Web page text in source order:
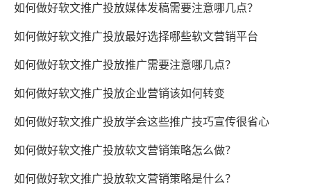
如何做好软文推广投放媒体发稿需要注意哪几点？
如何做好软文推广投放最好选择哪些软文营销平台
如何做好软文推广投放推广需要注意哪几点？
如何做好软文推广投放企业营销该如何转变
如何做好软文推广投放学会这些推广技巧宣传很省心
如何做好软文推广投放软文营销策略怎么做？
如何做好软文推广投放软文营销策略是什么？